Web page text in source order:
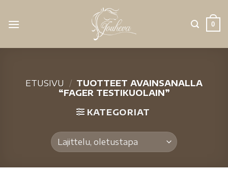
0
ETUSIVU / TUOTTEET AVAINSANALLA
“FAGER TESTIKUOLAIN”
KATEGORIAT